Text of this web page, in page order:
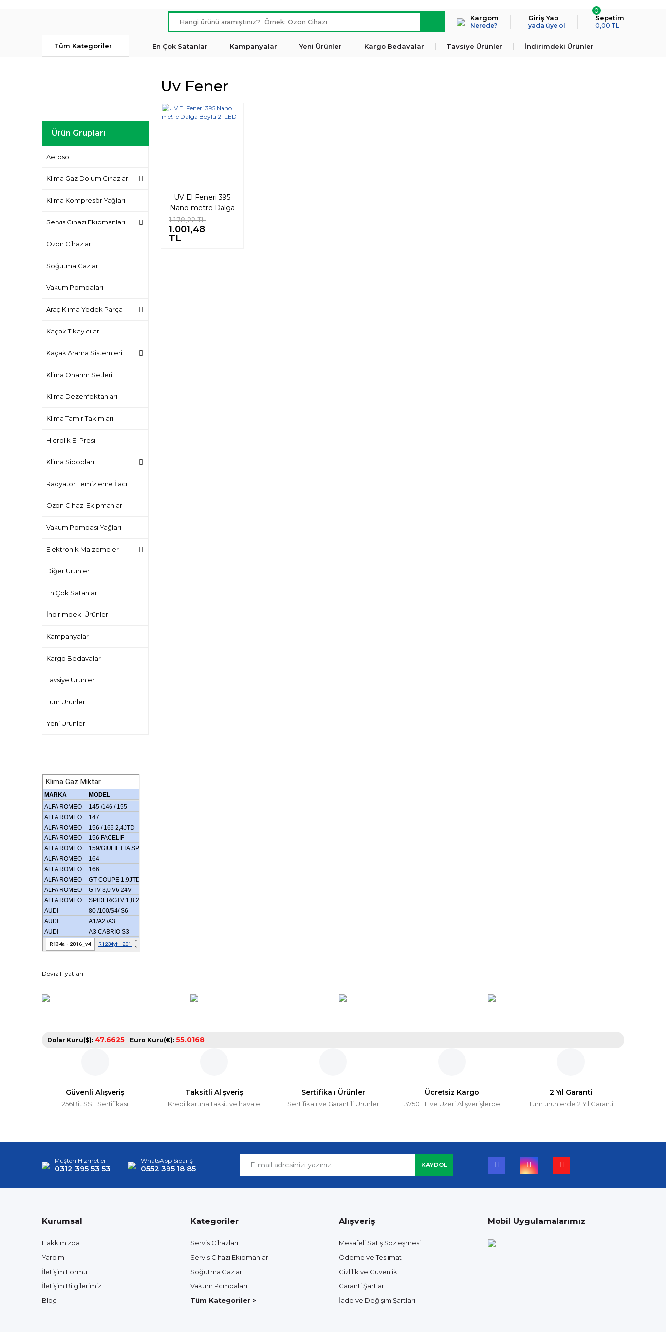
Kargom
Nerede?
Giriş Yap
yada üye ol
0
Sepetim
0,00 TL
Tüm Kategoriler En Çok Satanlar Kampanyalar Yeni Ürünler Kargo Bedavalar Tavsiye Ürünler İndirimdeki Ürünler
Ürün Grupları
Aerosol
Klima Gaz Dolum Cihazları
Klima Kompresör Yağları
Servis Cihazı Ekipmanları
Ozon Cihazları
Soğutma Gazları
Vakum Pompaları
Araç Klima Yedek Parça
Kaçak Tıkayıcılar
Kaçak Arama Sistemleri
Klima Onarım Setleri
Klima Dezenfektanları
Klima Tamir Takımları
Hidrolik El Presi
Klima Sibopları
Radyatör Temizleme İlacı
Ozon Cihazı Ekipmanları
Vakum Pompası Yağları
Elektronik Malzemeler
Diğer Ürünler
En Çok Satanlar
İndirimdeki Ürünler
Kampanyalar
Kargo Bedavalar
Tavsiye Ürünler
Tüm Ürünler
Yeni Ürünler
Döviz Fiyatları
Uv Fener
Yeni
UV El Feneri 395
Nano metre Dalga
Boylu 21 LED
1.178,22 TL
1.001,48
TL
Dolar Kuru($): 47.6625 Euro Kuru(€): 55.0168
Güvenli Alışveriş
256Bit SSL Sertifikası
Taksitli Alışveriş
Kredi kartına taksit ve havale
Sertifikalı Ürünler
Sertifikalı ve Garantili Ürünler
Ücretsiz Kargo
3750 TL ve Üzeri Alışverişlerde
2 Yıl Garanti
Tüm ürünlerde 2 Yıl Garanti
Müşteri Hizmetleri
0312 395 53 53
WhatsApp Sipariş
0552 395 18 85 KAYDOL
Kurumsal
Hakkımızda
Yardım
İletişim Formu
İletişim Bilgilerimiz
Blog
Kategoriler
Servis Cihazları
Servis Cihazı Ekipmanları
Soğutma Gazları
Vakum Pompaları
Tüm Kategoriler >
Alışveriş
Mesafeli Satış Sözleşmesi
Ödeme ve Teslimat
Gizlilik ve Güvenlik
Garanti Şartları
İade ve Değişim Şartları
Mobil Uygulamalarımız